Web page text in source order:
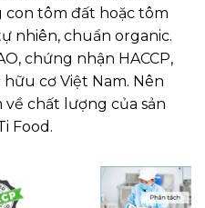
con tôm đất hoặc tôm
nhiên, chuẩn organic.
chứng nhận HACCP,
cơ Việt Nam. Nên
chất lượng của sản
Food.